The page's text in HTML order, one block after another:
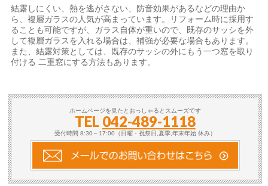
結露しにくい、熱を逃がさない、防音効果があるなどの理由か
ら、複層ガラスの人気が高まっています。リフォーム時に採用す
ることも可能ですが、ガラス自体が重いので、既存のサッシを外
して複層ガラスを入れる場合は、補強が必要な場合もあります。
また、結露対策としては、既存のサッシの外にもう一つ窓を取り
付ける 二重窓にする方法もあります。
ホームページを見たとおっしゃるとスムーズです
TEL 042-489-1118
受付時間 8:30～17:00（日曜・祝祭日,夏季,年末年始 休み）